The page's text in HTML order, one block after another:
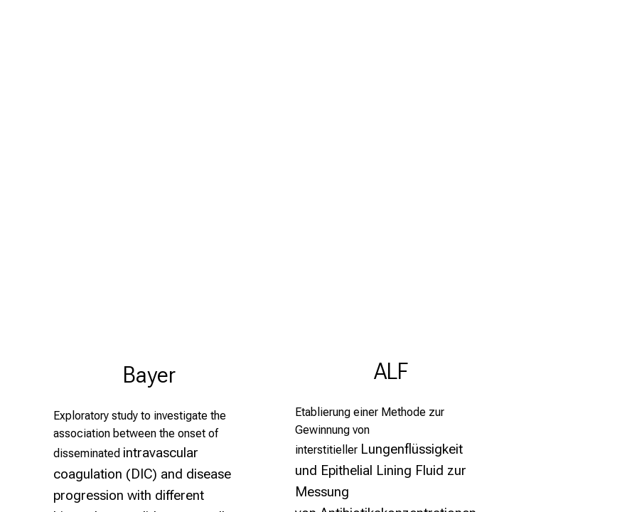
Bayer
Exploratory study to investigate the
association between the onset of
disseminated intravascular
coagulation (DIC) and disease
progression with different
ALF
Etablierung einer Methode zur
Gewinnung von
interstitieller Lungenflüssigkeit
und Epithelial Lining Fluid zur
Messung